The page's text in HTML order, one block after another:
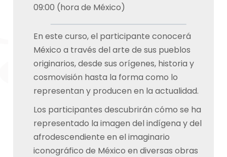
09:00 (hora de México)
En este curso, el participante conocerá
México a través del arte de sus pueblos
originarios, desde sus orígenes, historia y
cosmovisión hasta la forma como lo
representan y producen en la actualidad.
Los participantes descubrirán cómo se ha
representado la imagen del indígena y del
afrodescendiente en el imaginario
iconográfico de México en diversas obras